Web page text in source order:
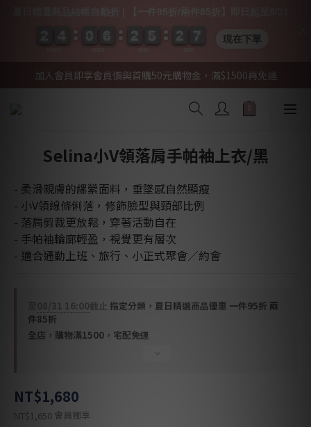
加入會員即享會員價與首購50元購物金，滿$1500再免運
Selina小V領落肩手帕袖上衣/黑
- 柔滑親膚的縲縈面料，垂墜感自然顯瘦
- 小V領線條俐落，修飾臉型與頸部比例
- 落肩剪裁更放鬆，穿著活動自在
- 手帕袖輪廓輕盈，視覺更有層次
- 適合通勤上班、旅行、小正式聚會／約會
08/31 16:00截止 指定分類，夏日精選商品優惠 一件95折 兩
件85折
全店，購物滿1500，宅配免運
NT$1,680
NT$1,650 會員獨享
6
6
6
6 2
2
2
2 5
5
5
5 2
2
2
2 0
0
6
6
6
6 現在下單